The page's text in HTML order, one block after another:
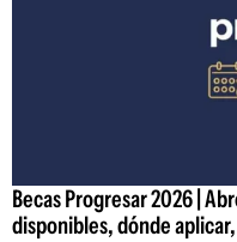
Becas Progresar 2026 |
disponibles, dónde